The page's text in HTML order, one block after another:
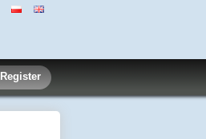
Register